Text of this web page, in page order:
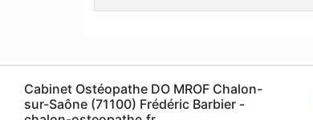
Cabinet Ostéopathe DO MROF Chalon-
sur-Saône (71100) Frédéric Barbier -